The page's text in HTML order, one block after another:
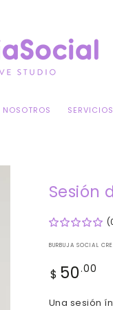
NOSOTROS SERVICIOS
Sesión
BURBUJA SOCIAL
Precio
$ 50 .00
Una sesión